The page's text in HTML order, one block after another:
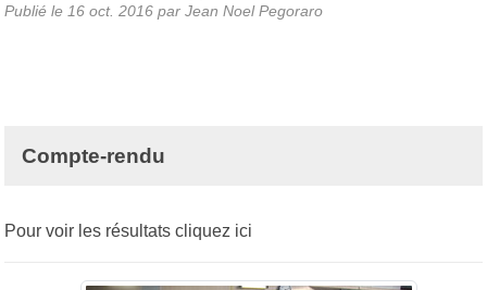
Publié le 16 oct. 2016 par Jean Noel Pegoraro
Compte-rendu
Pour voir les résultats cliquez ici